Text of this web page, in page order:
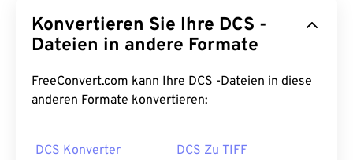
Konvertieren Sie Ihre DCS -
Dateien in andere Formate
FreeConvert.com kann Ihre DCS -Dateien in diese
anderen Formate konvertieren:
DCS Konverter DCS Zu TIFF